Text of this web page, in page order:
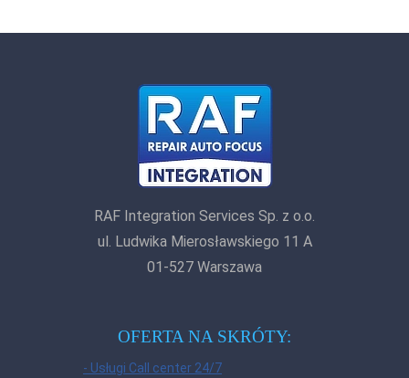
RAF Integration Services Sp. z o.o.
ul. Ludwika Mierosławskiego 11 A
01-527 Warszawa
OFERTA NA SKRÓTY:
- Usługi Call center 24/7